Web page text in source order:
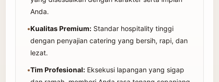
Anda.
•Kualitas Premium: Standar hospitality tinggi
dengan penyajian catering yang bersih, rapi, dan
lezat.
•Tim Profesional: Eksekusi lapangan yang sigap